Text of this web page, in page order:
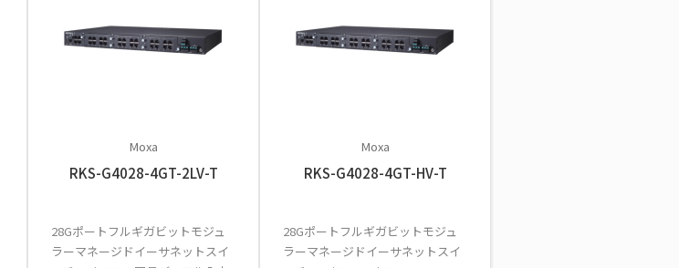
Moxa
RKS-G4028-4GT-2LV-T
28Gポートフルギガビットモジュ
ラーマネージドイーサネットスイ
Moxa
RKS-G4028-4GT-HV-T
28Gポートフルギガビットモジュ
ラーマネージドイーサネットスイ